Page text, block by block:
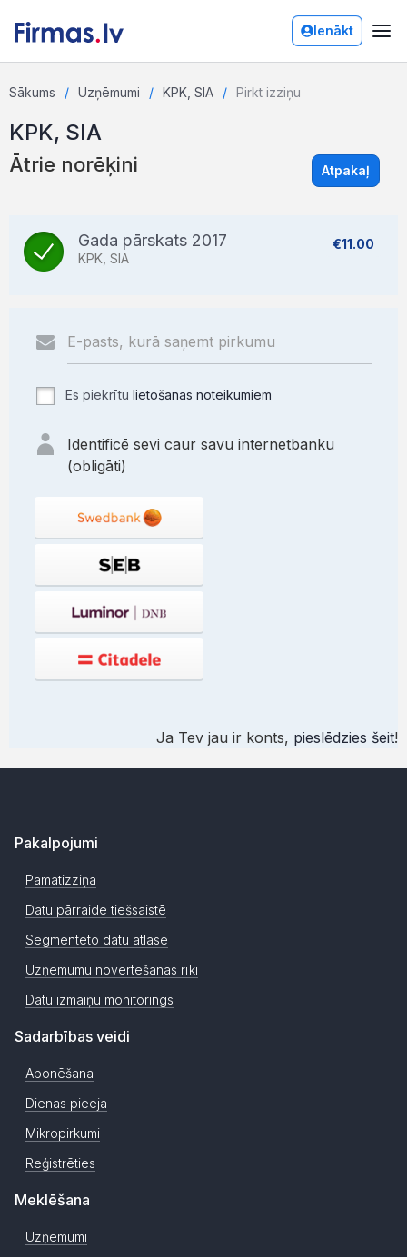
Ienākt
Sākums Uzņēmumi KPK, SIA Pirkt izziņu
KPK, SIA
Ātrie norēķini Atpakaļ
Gada pārskats 2017
KPK, SIA
€11.00
Es piekrītu lietošanas noteikumiem
Identificē sevi caur savu internetbanku
(obligāti)
Ja Tev jau ir konts, pieslēdzies šeit!
Pakalpojumi
Pamatizziņa
Datu pārraide tiešsaistē
Segmentēto datu atlase
Uzņēmumu novērtēšanas rīki
Datu izmaiņu monitorings
Sadarbības veidi
Abonēšana
Dienas pieeja
Mikropirkumi
Reģistrēties
Meklēšana
Uzņēmumi